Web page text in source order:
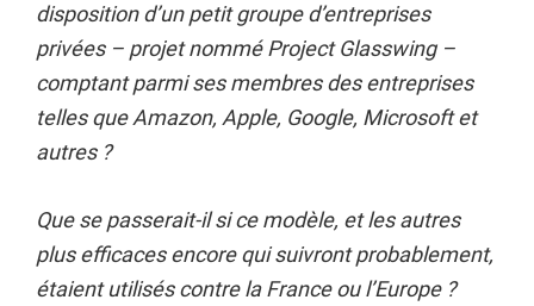
disposition d’un petit groupe d’entreprises
privées – projet nommé Project Glasswing –
comptant parmi ses membres des entreprises
telles que Amazon, Apple, Google, Microsoft et
autres ?
Que se passerait-il si ce modèle, et les autres
plus efficaces encore qui suivront probablement,
étaient utilisés contre la France ou l’Europe ?